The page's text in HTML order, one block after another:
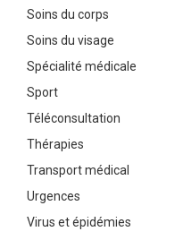
Soins du corps
Soins du visage
Spécialité médicale
Sport
Téléconsultation
Thérapies
Transport médical
Urgences
Virus et épidémies